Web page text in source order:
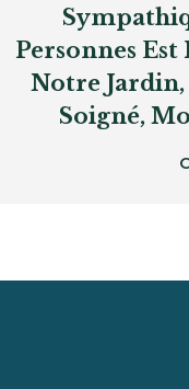
Personnes
Notre
Soigné,